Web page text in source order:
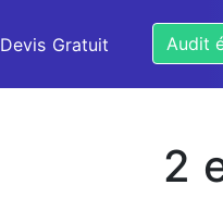
Devis Gratuit Audit
2